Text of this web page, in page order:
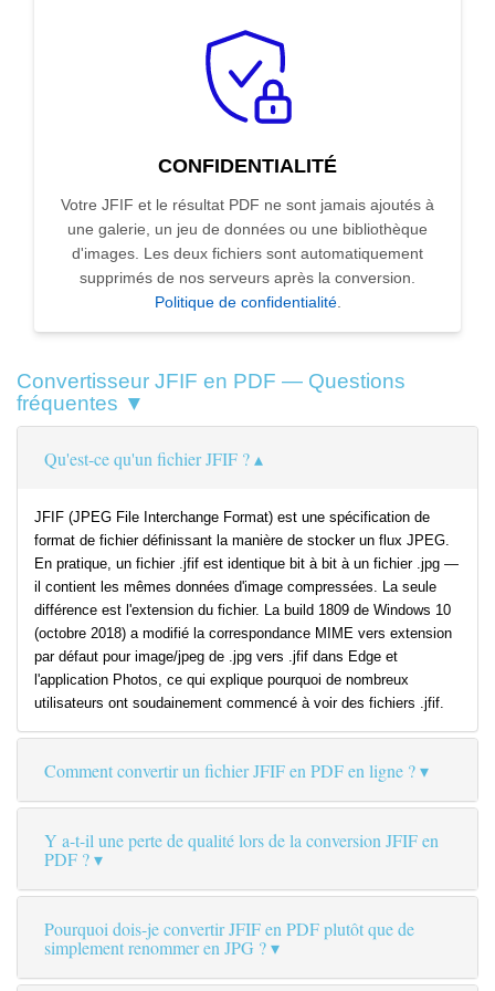
CONFIDENTIALITÉ
Votre JFIF et le résultat PDF ne sont jamais ajoutés à
une galerie, un jeu de données ou une bibliothèque
d'images. Les deux fichiers sont automatiquement
supprimés de nos serveurs après la conversion.
Politique de confidentialité.
Convertisseur JFIF en PDF — Questions
fréquentes ▼
Qu'est-ce qu'un fichier JFIF ?
JFIF (JPEG File Interchange Format) est une spécification de
format de fichier définissant la manière de stocker un flux JPEG.
En pratique, un fichier .jfif est identique bit à bit à un fichier .jpg —
il contient les mêmes données d'image compressées. La seule
différence est l'extension du fichier. La build 1809 de Windows 10
(octobre 2018) a modifié la correspondance MIME vers extension
par défaut pour image/jpeg de .jpg vers .jfif dans Edge et
l'application Photos, ce qui explique pourquoi de nombreux
utilisateurs ont soudainement commencé à voir des fichiers .jfif.
Comment convertir un fichier JFIF en PDF en ligne ?
Y a-t-il une perte de qualité lors de la conversion JFIF en
PDF ?
Pourquoi dois-je convertir JFIF en PDF plutôt que de
simplement renommer en JPG ?